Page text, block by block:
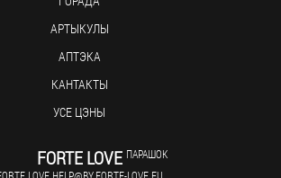
АРТЫКУЛЫ
АПТЭКА
КАНТАКТЫ
УСЕ ЦЭНЫ
FORTE LOVE ПАРАШОК